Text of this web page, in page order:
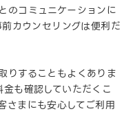
のコミュニケーションに
カウンセリングは便利だ
りすることもよくありま
も確認していただくこ
さまにも安心してご利用